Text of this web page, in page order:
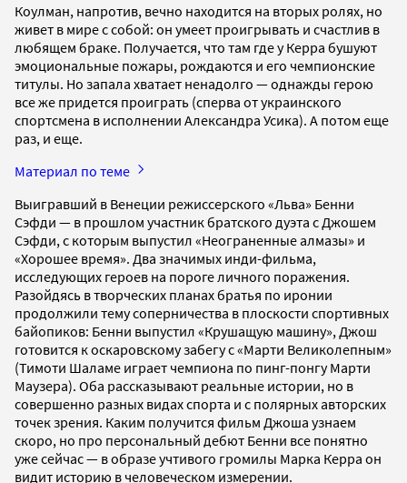
Коулман, напротив, вечно находится на вторых ролях, но
живет в мире с собой: он умеет проигрывать и счастлив в
любящем браке. Получается, что там где у Керра бушуют
эмоциональные пожары, рождаются и его чемпионские
титулы. Но запала хватает ненадолго — однажды герою
все же придется проиграть (сперва от украинского
спортсмена в исполнении Александра Усика). А потом еще
раз, и еще.
Материал по теме
Выигравший в Венеции режиссерского «Льва» Бенни
Сэфди — в прошлом участник братского дуэта с Джошем
Сэфди, с которым выпустил «Неограненные алмазы» и
«Хорошее время». Два значимых инди-фильма,
исследующих героев на пороге личного поражения.
Разойдясь в творческих планах братья по иронии
продолжили тему соперничества в плоскости спортивных
байопиков: Бенни выпустил «Крушащую машину», Джош
готовится к оскаровскому забегу с «Марти Великолепным»
(Тимоти Шаламе играет чемпиона по пинг-понгу Марти
Маузера). Оба рассказывают реальные истории, но в
совершенно разных видах спорта и с полярных авторских
точек зрения. Каким получится фильм Джоша узнаем
скоро, но про персональный дебют Бенни все понятно
уже сейчас — в образе учтивого громилы Марка Керра он
видит историю в человеческом измерении.